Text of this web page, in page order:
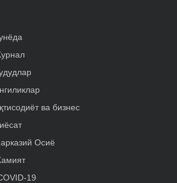
ва бизнес
Осиё
19